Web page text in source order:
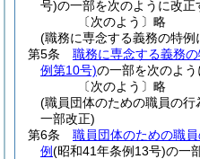
号)の一部を次のように改正
〔次のよう〕略
(職務に専念する義務の特
第5条
職務に専念する義務
例第10号)の一部を次のよう
〔次のよう〕略
(職員団体のための職員の
一部改正)
第6条
職員団体のための職
例(昭和41年条例13号)の一